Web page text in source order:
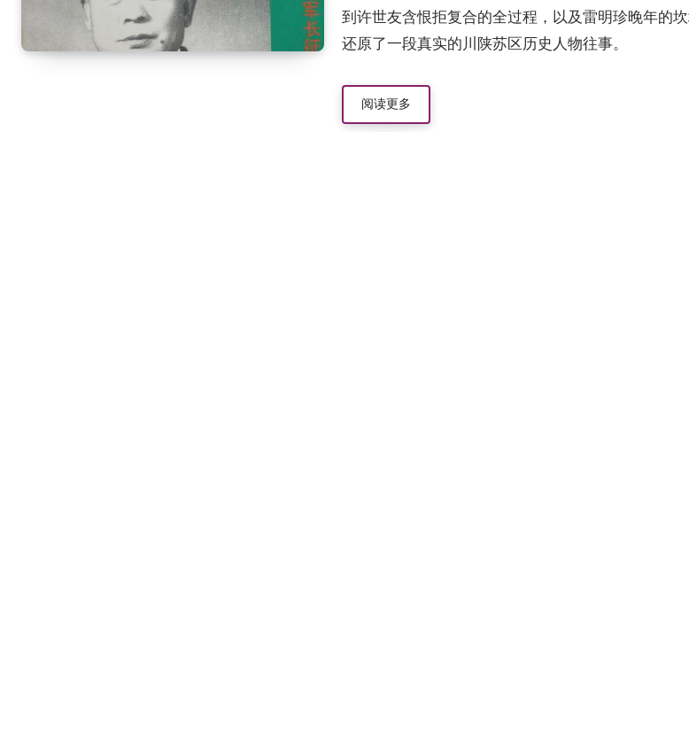
到许世友含恨拒复合的全过程，以及雷明珍晚年的坎
还原了一段真实的川陕苏区历史人物往事。
阅读更多